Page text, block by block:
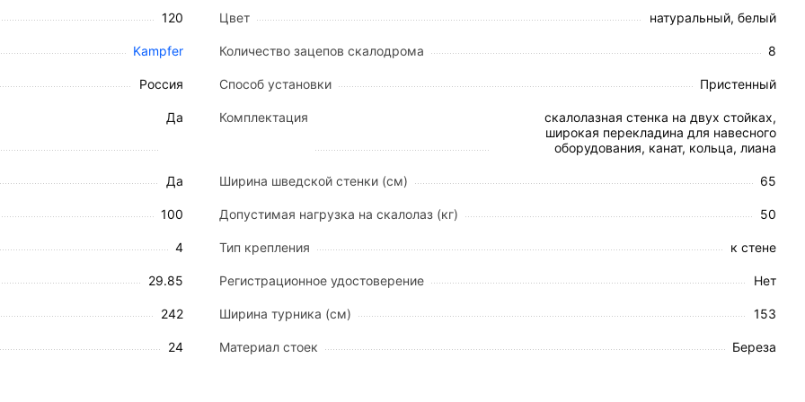
дерева, все края деталей немного скруглены обеспечивая большую безопасность для ребенка.
семьи.
- получая высоту 2,42 м
выберите 'Высота 3м' получая высоту 3 м
конструкцию.
120 Цвет натуральный, белый
Kampfer Количество зацепов скалодрома 8
Россия Способ установки Пристенный
Да Комплектация
скалолазная стенка на двух стойках,
широкая перекладина для навесного
оборудования, канат, кольца, лиана
Да Ширина шведской стенки (см) 65
100 Допустимая нагрузка на скалолаз (кг) 50
4 Тип крепления к стене
29.85 Регистрационное удостоверение Нет
242 Ширина турника (см) 153
24 Материал стоек Береза